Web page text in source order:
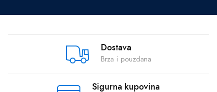
Dostava
Brza i pouzdana
Sigurna kupovina